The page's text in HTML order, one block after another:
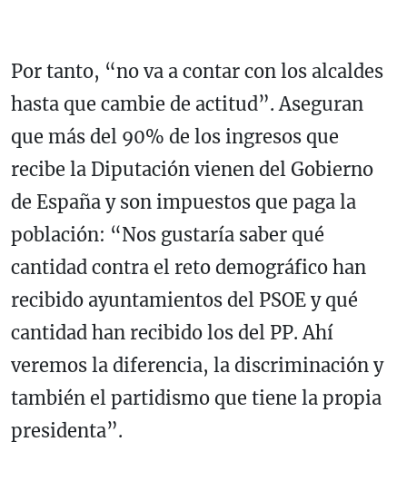
Por tanto, “no va a contar con los alcaldes
hasta que cambie de actitud”. Aseguran
que más del 90% de los ingresos que
recibe la Diputación vienen del Gobierno
de España y son impuestos que paga la
población: “Nos gustaría saber qué
cantidad contra el reto demográfico han
recibido ayuntamientos del PSOE y qué
cantidad han recibido los del PP. Ahí
veremos la diferencia, la discriminación y
también el partidismo que tiene la propia
presidenta”.